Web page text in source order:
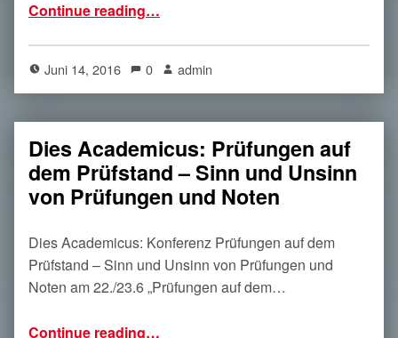
Continue reading…
Juni 14, 2016 0 admin
Dies Academicus: Prüfungen auf
dem Prüfstand – Sinn und Unsinn
von Prüfungen und Noten
Dies Academicus: Konferenz Prüfungen auf dem
Prüfstand – Sinn und Unsinn von Prüfungen und
Noten am 22./23.6 „Prüfungen auf dem…
Continue reading“Dies Academicus: Prüfungen auf dem Prüfstand – Sinn und Unsinn von Prüfungen und Noten”
…